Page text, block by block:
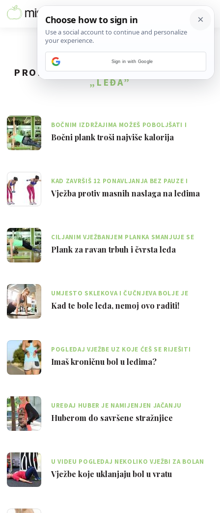
PRONAĐENO53REZULTATA ZA TAG
„LEĐA”
BOČNIM IZDRŽAJIMA MOŽEŠ POBOLJŠATI I
FLEKSIBILNOST MIŠIĆA S BOČNE STRANE TIJELA
Bočni plank troši najviše kalorija
KAD ZAVRŠIŠ 12 PONAVLJANJA BEZ PAUZE I
ODMARANJA MIŠIĆA PREĐI NA SLJEDEĆU VJEŽBU
Vježba protiv masnih naslaga na leđima
CILJANIM VJEŽBANJEM PLANKA SMANJUJE SE
POTKOŽNO MASNO TKIVO
Plank za ravan trbuh i čvrsta leđa
UMJESTO SKLEKOVA I ČUČNJEVA BOLJE JE
LAGANO PLIVATI I DIZATI UTEGE
Kad te bole leđa, nemoj ovo raditi!
POGLEDAJ VJEŽBE UZ KOJE ĆEŠ SE RIJEŠITI
NAPETOSTI U LOPATICAMA
Imaš kroničnu bol u leđima?
UREĐAJ HUBER JE NAMIJENJEN JAČANJU
UNUTRAŠNJIH MIŠIĆA KRALJEŽNICE
Huberom do savršene stražnjice
U VIDEU POGLEDAJ NEKOLIKO VJEŽBI ZA BOLAN
VRAT I LEĐA
Vježbe koje uklanjaju bol u vratu
Sign in with Google